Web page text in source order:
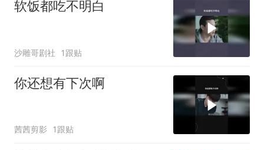
软饭都吃不明白
沙雕哥剧社 1跟贴
你还想有下次啊
茜茜剪影 1跟贴